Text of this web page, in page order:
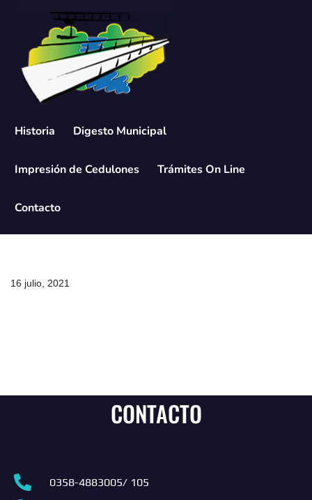
contenido
Historia Digesto Municipal
Impresión de Cedulones Trámites On Line
Contacto
16 julio, 2021
CONTACTO
0358-4883005/ 105